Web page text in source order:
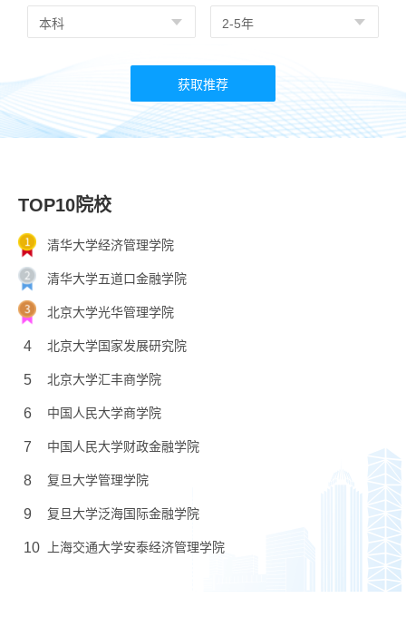
TOP10院校
清华大学经济管理学院
清华大学五道口金融学院
北京大学光华管理学院
4 北京大学国家发展研究院
5 北京大学汇丰商学院
6 中国人民大学商学院
7 中国人民大学财政金融学院
8 复旦大学管理学院
9 复旦大学泛海国际金融学院
10 上海交通大学安泰经济管理学院